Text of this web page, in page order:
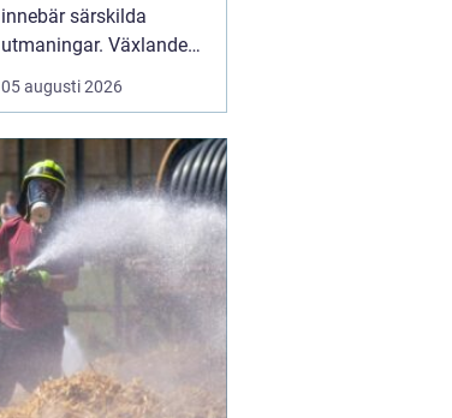
innebär särskilda
utmaningar. Växlande
temperaturer, vägsalt,
grus, snöslask och långa
både lack, underrede och
teknik. Många bilägare
söker därför
05 augusti 2026